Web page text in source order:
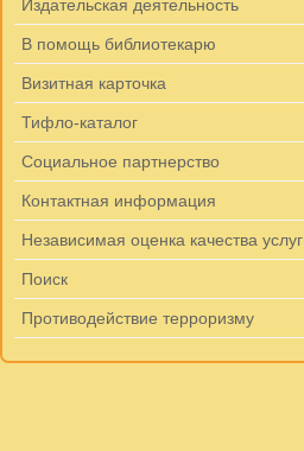
Издательская деятельность
В помощь библиотекарю
Визитная карточка
Тифло-каталог
Социальное партнерство
Контактная информация
Независимая оценка качества услуг
Поиск
Противодействие терроризму